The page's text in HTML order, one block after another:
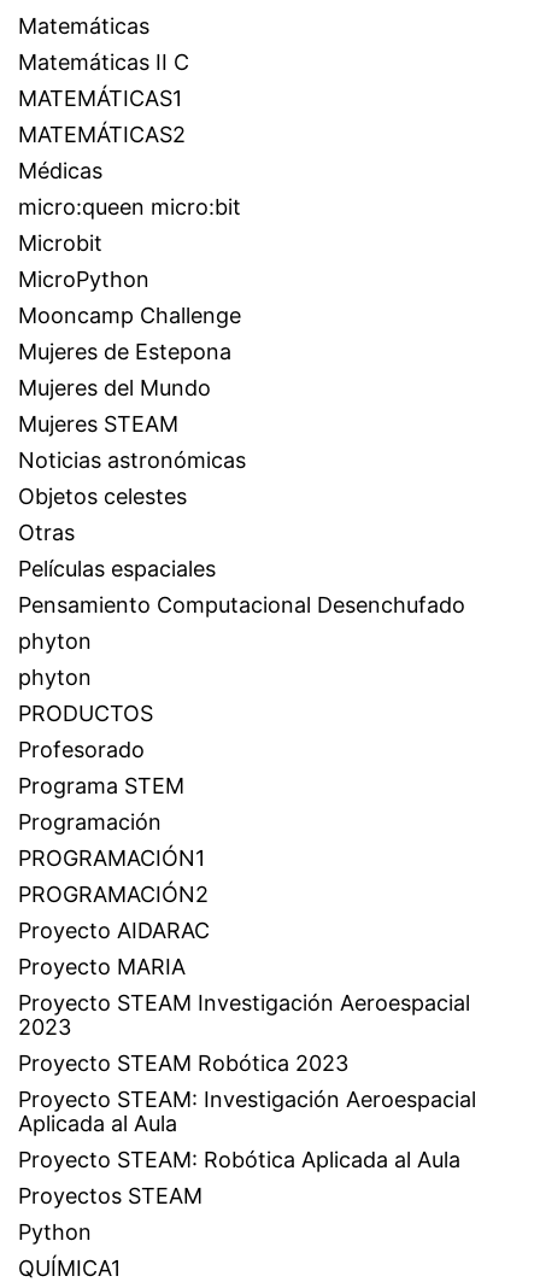
Matemáticas
Matemáticas II C
MATEMÁTICAS1
MATEMÁTICAS2
Médicas
micro:queen micro:bit
Microbit
MicroPython
Mooncamp Challenge
Mujeres de Estepona
Mujeres del Mundo
Mujeres STEAM
Noticias astronómicas
Objetos celestes
Otras
Películas espaciales
Pensamiento Computacional Desenchufado
phyton
phyton
PRODUCTOS
Profesorado
Programa STEM
Programación
PROGRAMACIÓN1
PROGRAMACIÓN2
Proyecto AIDARAC
Proyecto MARIA
Proyecto STEAM Investigación Aeroespacial
2023
Proyecto STEAM Robótica 2023
Proyecto STEAM: Investigación Aeroespacial
Aplicada al Aula
Proyecto STEAM: Robótica Aplicada al Aula
Proyectos STEAM
Python
QUÍMICA1